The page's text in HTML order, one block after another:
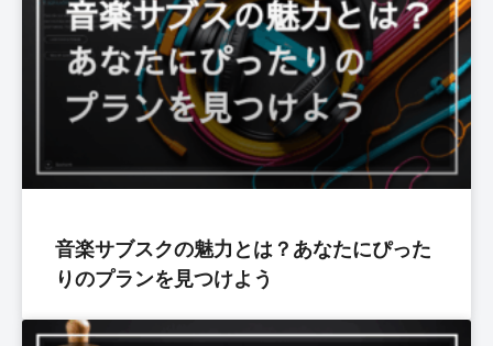
音楽サブスクの魅力とは？あなたにぴった
りのプランを見つけよう